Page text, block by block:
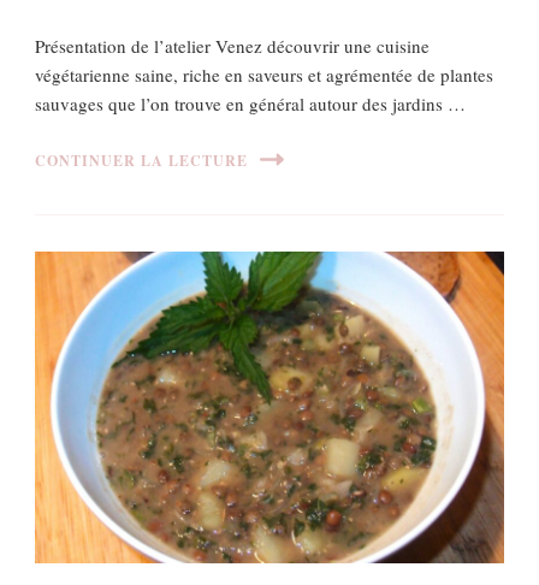
Présentation de l’atelier Venez découvrir une cuisine
végétarienne saine, riche en saveurs et agrémentée de plantes
sauvages que l’on trouve en général autour des jardins …
CONTINUER LA LECTURE